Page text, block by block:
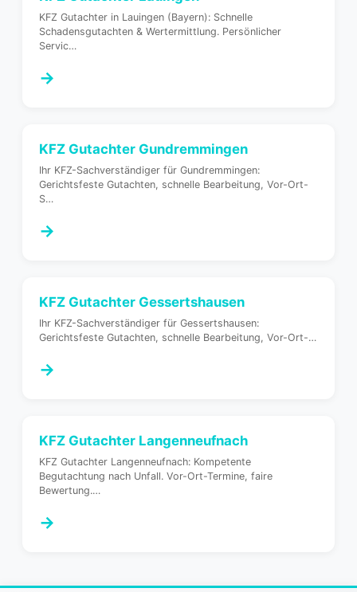
KFZ Gutachter in Lauingen (Bayern): Schnelle
Schadensgutachten & Wertermittlung. Persönlicher
Servic…
→
KFZ Gutachter Gundremmingen
Ihr KFZ-Sachverständiger für Gundremmingen:
Gerichtsfeste Gutachten, schnelle Bearbeitung, Vor-Ort-
S…
→
KFZ Gutachter Gessertshausen
Ihr KFZ-Sachverständiger für Gessertshausen:
Gerichtsfeste Gutachten, schnelle Bearbeitung, Vor-Ort-…
→
KFZ Gutachter Langenneufnach
KFZ Gutachter Langenneufnach: Kompetente
Begutachtung nach Unfall. Vor-Ort-Termine, faire
Bewertung.…
→